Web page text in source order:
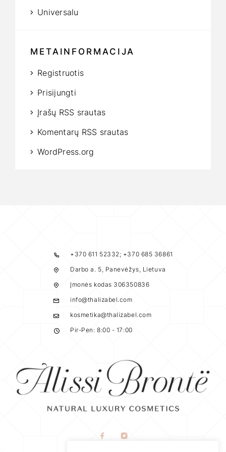
Universalu
METAINFORMACIJA
Registruotis
Prisijungti
Įrašų RSS srautas
Komentarų RSS srautas
WordPress.org
+370 611 52332; +370 685 36861
Darbo a. 5, Panevėžys, Lietuva
Įmonės kodas 306350836
info@thalizabel.com
kosmetika@thalizabel.com
Pir-Pen: 8:00 - 17:00